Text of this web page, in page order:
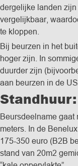
dergelijke landen
vergelijkbaar,
te kloppen.
Bij beurzen in het
hoger zijn. In
duurder zijn
aan beurzen in de
Beursdeelname gaat
meters. In de
175-350 euro (B2B
stand van 20m2